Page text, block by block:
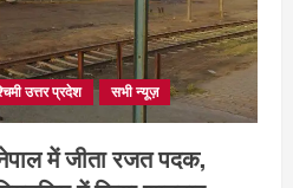
उत्तर प्रदेश सभी न्यूज़
में जीता रजत पदक,